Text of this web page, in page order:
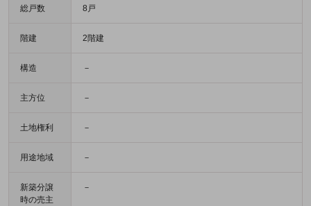
総戸数 8戸
階建 2階建
構造 －
主方位 －
土地権利 －
用途地域 －
新築分譲
時の売主
－